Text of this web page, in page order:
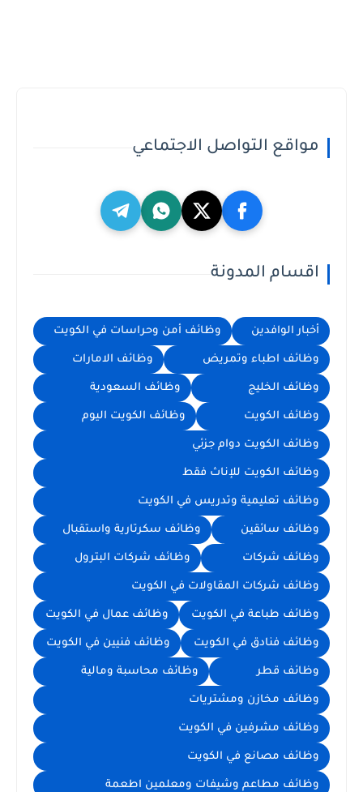
مواقع التواصل الاجتماعي
اقسام المدونة
أخبار الوافدين وظائف أمن وحراسات في الكويت
وظائف اطباء وتمريض وظائف الامارات
وظائف الخليج وظائف السعودية
وظائف الكويت وظائف الكويت اليوم
وظائف الكويت دوام جزئي
وظائف الكويت للإناث فقط
وظائف تعليمية وتدريس في الكويت
وظائف سائقين وظائف سكرتارية واستقبال
وظائف شركات وظائف شركات البترول
وظائف شركات المقاولات في الكويت
وظائف طباعة في الكويت وظائف عمال في الكويت
وظائف فنادق في الكويت وظائف فنيين في الكويت
وظائف قطر وظائف محاسبة ومالية
وظائف مخازن ومشتريات
وظائف مشرفين في الكويت
وظائف مصانع في الكويت
وظائف مطاعم وشيفات ومعلمين اطعمة